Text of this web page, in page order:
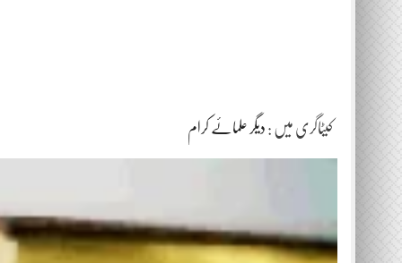
کیٹاگری میں : دیگر علمائے کرام